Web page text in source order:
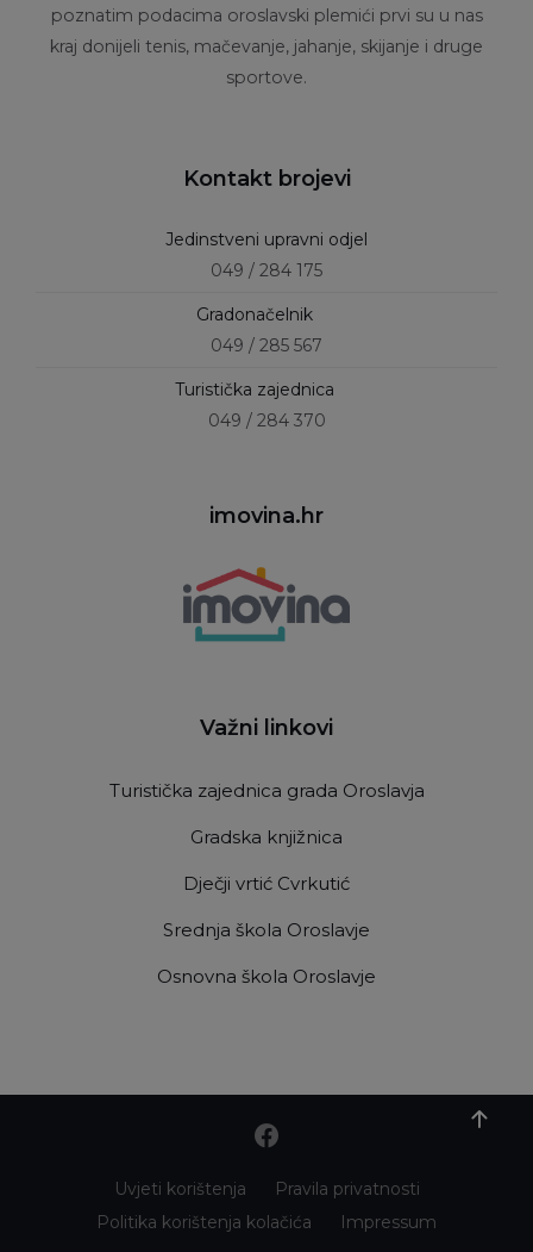
poznatim podacima oroslavski plemići prvi su u nas
kraj donijeli tenis, mačevanje, jahanje, skijanje i druge
sportove.
Kontakt brojevi
Jedinstveni upravni odjel
049 / 284 175
Gradonačelnik
049 / 285 567
Turistička zajednica
049 / 284 370
imovina.hr
Važni linkovi
Turistička zajednica grada Oroslavja
Gradska knjižnica
Dječji vrtić Cvrkutić
Srednja škola Oroslavje
Osnovna škola Oroslavje
Uvjeti korištenja
Pravila privatnosti
Politika korištenja kolačića
Impressum